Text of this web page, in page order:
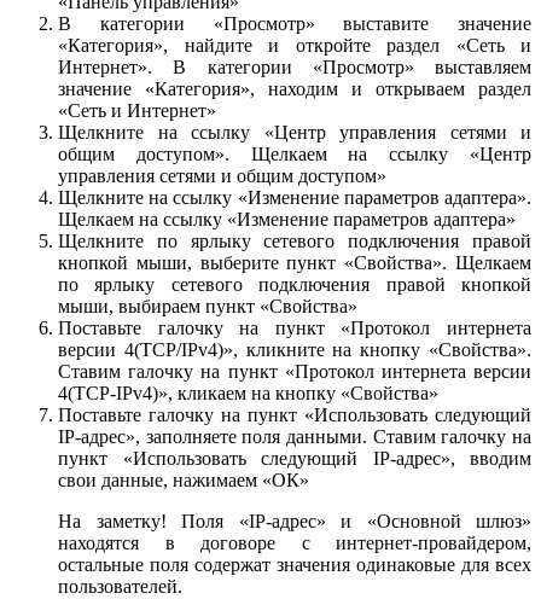
В категории «Просмотр» выставите значение
«Категория», найдите и откройте раздел «Сеть и
Интернет». В категории «Просмотр» выставляем
значение «Категория», находим и открываем раздел
«Сеть и Интернет»
Щелкните на ссылку «Центр управления сетями и
общим доступом». Щелкаем на ссылку «Центр
управления сетями и общим доступом»
Щелкните на ссылку «Изменение параметров адаптера».
Щелкаем на ссылку «Изменение параметров адаптера»
Щелкните по ярлыку сетевого подключения правой
кнопкой мыши, выберите пункт «Свойства». Щелкаем
по ярлыку сетевого подключения правой кнопкой
мыши, выбираем пункт «Свойства»
Поставьте галочку на пункт «Протокол интернета
версии 4(TCP/IPv4)», кликните на кнопку «Свойства».
Ставим галочку на пункт «Протокол интернета версии
4(TCP-IPv4)», кликаем на кнопку «Свойства»
Поставьте галочку на пункт «Использовать следующий
IP-адрес», заполняете поля данными. Ставим галочку на
пункт «Использовать следующий IP-адрес», вводим
свои данные, нажимаем «ОК»
На заметку! Поля «IP-адрес» и «Основной шлюз»
находятся в договоре с интернет-провайдером,
остальные поля содержат значения одинаковые для всех
пользователей.